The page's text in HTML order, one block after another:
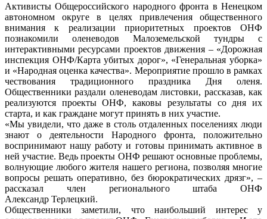
Активисты Общероссийского народного фронта в Ненецком
автономном округе в целях привлечения общественного
внимания к реализации приоритетных проектов ОНФ
познакомили оленеводов Малоземельской тундры с
интерактивными ресурсами проектов движения – «Дорожная
инспекция ОНФ/Карта убитых дорог», «Генеральная уборка»
и «Народная оценка качества». Мероприятие прошло в рамках
чествования традиционного праздника Дня оленя.
Общественники раздали оленеводам листовки, рассказав, как
реализуются проекты ОНФ, каковы результаты со дня их
старта, и как граждане могут принять в них участие.
«Мы увидели, что даже в столь отдаленных поселениях люди
знают о деятельности Народного фронта, положительно
воспринимают нашу работу и готовы принимать активное в
ней участие. Ведь проекты ОНФ решают основные проблемы,
волнующие любого жителя нашего региона, позволяя многие
вопросы решать оперативно, без бюрократических дрязг», –
рассказал член регионального штаба ОНФ
Александр Терлецкий.
Общественники заметили, что наибольший интерес у